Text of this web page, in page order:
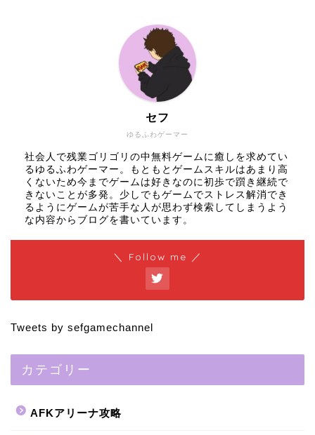
ゆるふわゲーマー
セフ
社会人で残業ゴリゴリの中無料ゲームに癒しを求めてい
るゆるふわゲーマー。もともとゲームスキルはあまり高
くないため今までゲームは好きなのに初歩で躓き継続で
きないことが多発。少しでもゲームでストレス解消でき
るようにゲームが苦手な人が思わず検索してしまうよう
な内容からブログを書いています。
＼ Follow me ／
Tweets by sefgamechannel
カテゴリー
AFKアリーナ攻略